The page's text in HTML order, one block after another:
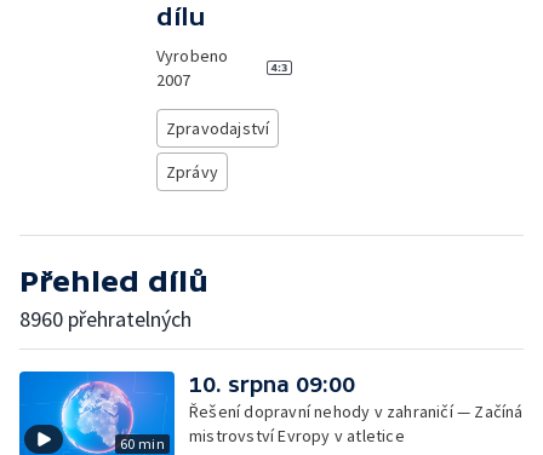
dílu
Vyrobeno
2007
Zpravodajství
Zprávy
Přehled dílů
8960 přehratelných
60 min
10. srpna 09:00
Řešení dopravní nehody v zahraničí — Začíná
mistrovství Evropy v atletice